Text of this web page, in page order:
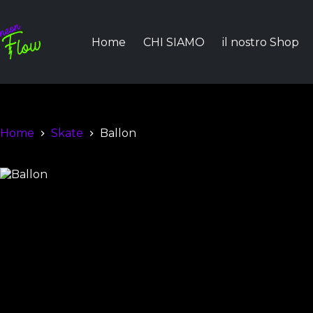
Home CHI SIAMO il nostro Shop
Home Skate Ballon